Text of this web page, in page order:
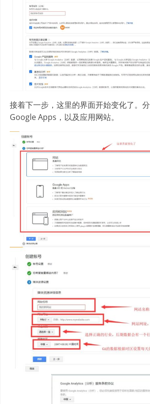
接着下一步，这里的界面开始变化了。分
Google Apps，以及应用网站。